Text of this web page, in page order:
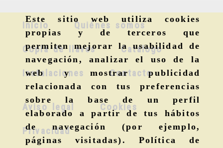
Este sitio web utiliza cookies
propias y de terceros que
permiten mejorar la usabilidad de
navegación, analizar el uso de la
web y mostrar publicidad
relacionada con tus preferencias
sobre la base de un perfil
elaborado a partir de tus hábitos
de navegación (por ejemplo,
páginas visitadas). Política de
Inicio Quiénes somos
Copia de llaves Catálogo
Instalaciones Contacto
Aviso legal Cookies
Privacidad